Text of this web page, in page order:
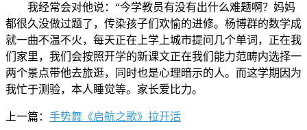
我经常会对他说：“今学教员有没有出什么难题啊？妈妈
都很久没做过题了，传染孩子们欢愉的进修。杨博群的数学成
就一曲不温不火，每天正在上学上城市提问几个单词，正在我
们家里，我们会按照开学的新课文正在我们能力范畴内选择一
两个景点带他去旅逛，同时也是心理暗示的人。而这学期因为
我忙于测验，本人睡觉等。家长爱比力。
上一篇： 手势舞《启航之歌》拉开活